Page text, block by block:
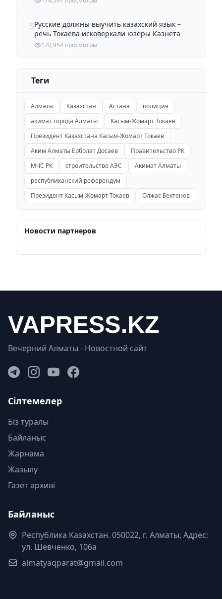
5Русские должны выучить казахский язык –
речь Токаева исковеркали юзеры Казнета
170,954 просмотры
Теги
Алматы Казахстан Астана
полиция
акимат города Алматы
Касым-Жомарт Токаев
Президент Казахстана Касым-Жомарт Токаев
Аким Алматы Ерболат Досаев
Правительство РК
МЧС РК
строительство АЭС
Акимат Алматы
республиканский референдум
Президент Касым-Жомарт Токаев
Олжас Бектенов
Новости партнеров
Вечерний Алматы - Новостной сайт
Сілтемелер
Біз туралы
Байланыс
Жарнама
Жазылу
Газет архиві
Байланыс
Республика Казахстан. 050022, г. Алматы, Адрес:
ул. Шевченко, 106а
almatyaqparat@gmail.com